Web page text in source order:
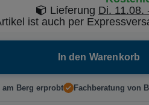
Lieferung Di. 11.08.
ist auch per
In den Warenkorb
am Berg erprobt Fachberatung von